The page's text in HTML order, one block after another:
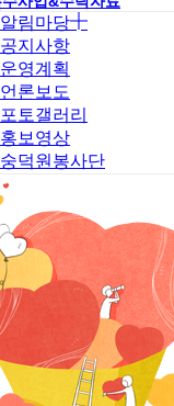
알림마당
공지사항
운영계획
언론보도
포토갤러리
홍보영상
숭덕원봉사단